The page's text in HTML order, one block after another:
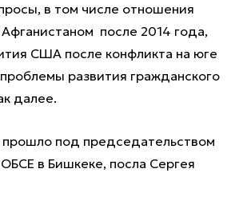
в том числе отношения
после 2014 года,
США после конфликта на юге
развития гражданского
далее.
под председательством
в Бишкеке, посла Сергея